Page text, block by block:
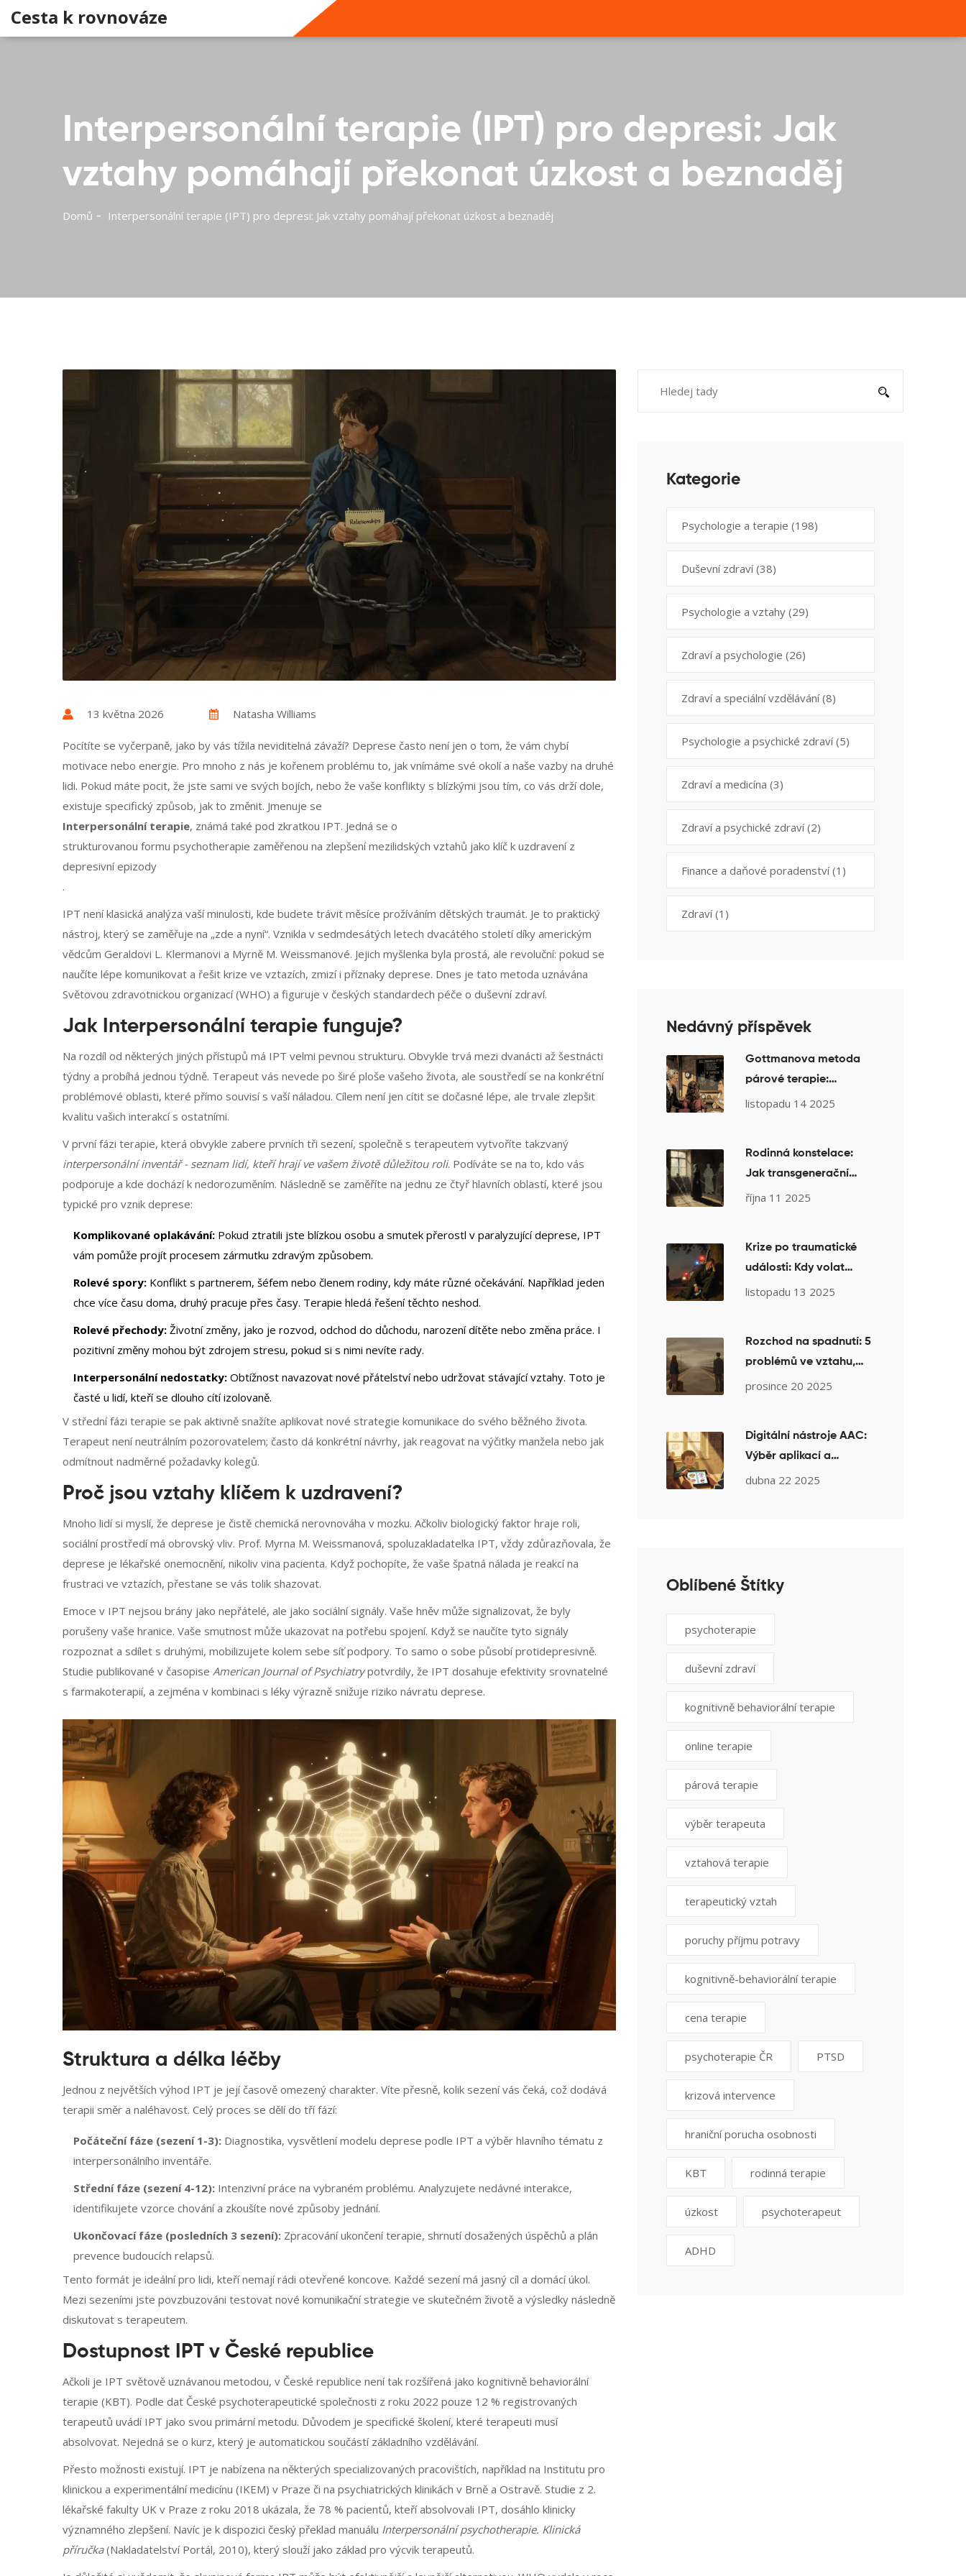
Cesta k rovnováze
Interpersonální terapie (IPT) pro depresi: Jak
vztahy pomáhají překonat úzkost a beznaděj
Domů Interpersonální terapie (IPT) pro depresi: Jak vztahy pomáhají překonat úzkost a beznaděj
13 května 2026 Natasha Williams
Pocítíte se vyčerpaně, jako by vás tížila neviditelná závaží? Deprese často není jen o tom, že vám chybí
motivace nebo energie. Pro mnoho z nás je kořenem problému to, jak vnímáme své okolí a naše vazby na druhé
lidi. Pokud máte pocit, že jste sami ve svých bojích, nebo že vaše konflikty s blízkými jsou tím, co vás drží dole,
existuje specifický způsob, jak to změnit. Jmenuje se
Interpersonální terapie, známá také pod zkratkou IPT. Jedná se o
strukturovanou formu psychotherapie zaměřenou na zlepšení mezilidských vztahů jako klíč k uzdravení z
depresivní epizody
.
IPT není klasická analýza vaší minulosti, kde budete trávit měsíce prožíváním dětských traumát. Je to praktický
nástroj, který se zaměřuje na „zde a nyní“. Vznikla v sedmdesátých letech dvacátého století díky americkým
vědcům Geraldovi L. Klermanovi a Myrně M. Weissmanové. Jejich myšlenka byla prostá, ale revoluční: pokud se
naučíte lépe komunikovat a řešit krize ve vztazích, zmizí i příznaky deprese. Dnes je tato metoda uznávána
Světovou zdravotnickou organizací (WHO) a figuruje v českých standardech péče o duševní zdraví.
Jak Interpersonální terapie funguje?
Na rozdíl od některých jiných přístupů má IPT velmi pevnou strukturu. Obvykle trvá mezi dvanácti až šestnácti
týdny a probíhá jednou týdně. Terapeut vás nevede po širé ploše vašeho života, ale soustředí se na konkrétní
problémové oblasti, které přímo souvisí s vaší náladou. Cílem není jen cítit se dočasné lépe, ale trvale zlepšit
kvalitu vašich interakcí s ostatními.
V první fázi terapie, která obvykle zabere prvních tři sezení, společně s terapeutem vytvoříte takzvaný
interpersonální inventář - seznam lidí, kteří hrají ve vašem životě důležitou roli. Podíváte se na to, kdo vás
podporuje a kde dochází k nedorozuměním. Následně se zaměříte na jednu ze čtyř hlavních oblastí, které jsou
typické pro vznik deprese:
Komplikované oplakávání: Pokud ztratili jste blízkou osobu a smutek přerostl v paralyzující deprese, IPT
vám pomůže projít procesem zármutku zdravým způsobem.
Rolevé spory: Konflikt s partnerem, šéfem nebo členem rodiny, kdy máte různé očekávání. Například jeden
chce více času doma, druhý pracuje přes časy. Terapie hledá řešení těchto neshod.
Rolevé přechody: Životní změny, jako je rozvod, odchod do důchodu, narození dítěte nebo změna práce. I
pozitivní změny mohou být zdrojem stresu, pokud si s nimi nevíte rady.
Interpersonální nedostatky: Obtížnost navazovat nové přátelství nebo udržovat stávající vztahy. Toto je
časté u lidí, kteří se dlouho cítí izolovaně.
V střední fázi terapie se pak aktivně snažíte aplikovat nové strategie komunikace do svého běžného života.
Terapeut není neutrálním pozorovatelem; často dá konkrétní návrhy, jak reagovat na výčitky manžela nebo jak
odmítnout nadměrné požadavky kolegů.
Proč jsou vztahy klíčem k uzdravení?
Mnoho lidí si myslí, že deprese je čistě chemická nerovnováha v mozku. Ačkoliv biologický faktor hraje roli,
sociální prostředí má obrovský vliv. Prof. Myrna M. Weissmanová, spoluzakladatelka IPT, vždy zdůrazňovala, že
deprese je lékařské onemocnění, nikoliv vina pacienta. Když pochopíte, že vaše špatná nálada je reakcí na
frustraci ve vztazích, přestane se vás tolik shazovat.
Emoce v IPT nejsou brány jako nepřátelé, ale jako sociální signály. Vaše hněv může signalizovat, že byly
porušeny vaše hranice. Vaše smutnost může ukazovat na potřebu spojení. Když se naučíte tyto signály
rozpoznat a sdílet s druhými, mobilizujete kolem sebe síť podpory. To samo o sobe působí protidepresivně.
Studie publikované v časopise American Journal of Psychiatrypotvrdily, že IPT dosahuje efektivity srovnatelné
s farmakoterapií, a zejména v kombinaci s léky výrazně snižuje riziko návratu deprese.
Struktura a délka léčby
Jednou z největších výhod IPT je její časově omezený charakter. Víte přesně, kolik sezení vás čeká, což dodává
terapii směr a naléhavost. Celý proces se dělí do tří fází:
Počáteční fáze (sezení 1-3): Diagnostika, vysvětlení modelu deprese podle IPT a výběr hlavního tématu z
interpersonálního inventáře.
Střední fáze (sezení 4-12): Intenzivní práce na vybraném problému. Analyzujete nedávné interakce,
identifikujete vzorce chování a zkoušíte nové způsoby jednání.
Ukončovací fáze (posledních 3 sezení): Zpracování ukončení terapie, shrnutí dosažených úspěchů a plán
prevence budoucích relapsů.
Tento formát je ideální pro lidi, kteří nemají rádi otevřené koncove. Každé sezení má jasný cíl a domácí úkol.
Mezi sezeními jste povzbuzováni testovat nové komunikační strategie ve skutečném životě a výsledky následně
diskutovat s terapeutem.
Dostupnost IPT v České republice
Ačkoli je IPT světově uznávanou metodou, v České republice není tak rozšířená jako kognitivně behaviorální
terapie (KBT). Podle dat České psychoterapeutické společnosti z roku 2022 pouze 12 % registrovaných
terapeutů uvádí IPT jako svou primární metodu. Důvodem je specifické školení, které terapeuti musí
absolvovat. Nejedná se o kurz, který je automatickou součástí základního vzdělávání.
Přesto možnosti existují. IPT je nabízena na některých specializovaných pracovištích, například na Institutu pro
klinickou a experimentální medicínu (IKEM) v Praze či na psychiatrických klinikách v Brně a Ostravě. Studie z 2.
lékařské fakulty UK v Praze z roku 2018 ukázala, že 78 % pacientů, kteří absolvovali IPT, dosáhlo klinicky
významného zlepšení. Navíc je k dispozici český překlad manuálu Interpersonální psychotherapie. Klinická
příručka(Nakladatelství Portál, 2010), který slouží jako základ pro výcvik terapeutů.
Kategorie
Psychologie a terapie (198)
Duševní zdraví(38)
Psychologie a vztahy (29)
Zdraví a psychologie (26)
Zdraví a speciální vzdělávání(8)
Psychologie a psychické zdraví(5)
Zdraví a medicína (3)
Zdraví a psychické zdraví(2)
Finance a daňové poradenství(1)
Zdraví(1)
Nedávný příspěvek
Gottmanova metoda
párové terapie:
Vědecky ověřený
listopadu 14 2025
Rodinná konstelace:
Jak transgenerační
vzorce ovlivňují vaše
října 11 2025
Krize po traumatické
události: Kdy volat
krizovou linku a kdy
listopadu 13 2025
Rozchod na spadnutí: 5
problémů ve vztahu,
které terapie opravdu
prosince 20 2025
Digitální nástroje AAC:
Výběr aplikací a
zařízení pro komunikaci
dubna 22 2025
Oblíbené Štítky
psychoterapie
duševní zdraví
kognitivně behaviorální terapie
online terapie
párová terapie
výběr terapeuta
vztahová terapie
terapeutický vztah
poruchy příjmu potravy
kognitivně-behaviorální terapie
cena terapie
psychoterapie ČR PTSD
krizová intervence
hraniční porucha osobnosti
KBT rodinná terapie
úzkost psychoterapeut
ADHD